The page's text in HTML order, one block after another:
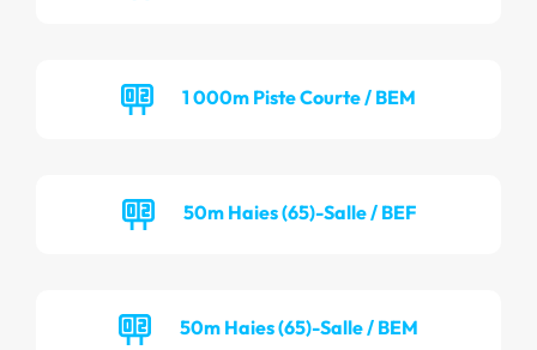
1 000m Piste Courte / BEM
50m Haies (65)-Salle / BEF
50m Haies (65)-Salle / BEM